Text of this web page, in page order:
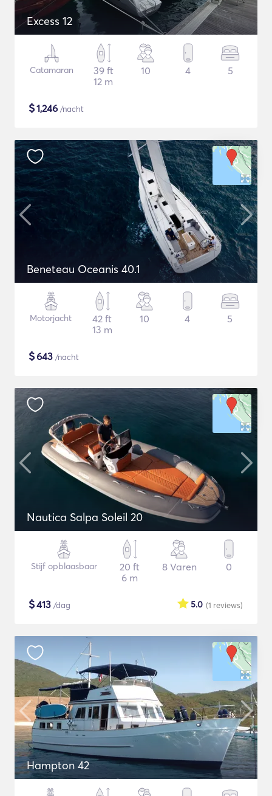
Excess 12
Catamaran
39 ft
12 m
10 4 5
$1,246 /nacht
Beneteau Oceanis 40.1
Motorjacht
42 ft
13 m
10 4 5
$643 /nacht
Nautica Salpa Soleil 20
Stijf opblaasbaar
20 ft
6 m
8 Varen 0
$413 /dag (1 reviews)
5.0
Hampton 42